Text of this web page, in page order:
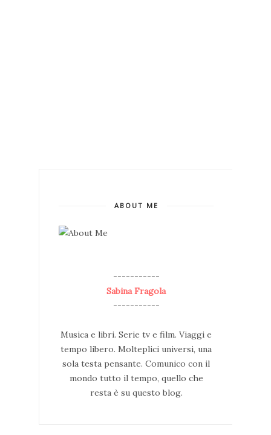
ABOUT ME
-----------
Sabina Fragola
-----------
Musica e libri. Serie tv e film. Viaggi e
tempo libero. Molteplici universi, una
sola testa pensante. Comunico con il
mondo tutto il tempo, quello che
resta è su questo blog.